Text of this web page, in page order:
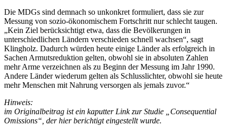
Die MDGs sind demnach so unkonkret formuliert, dass sie zur
Messung von sozio-ökonomischem Fortschritt nur schlecht taugen.
„Kein Ziel berücksichtigt etwa, dass die Bevölkerungen in
unterschiedlichen Ländern verschieden schnell wachsen“, sagt
Klingholz. Dadurch würden heute einige Länder als erfolgreich in
Sachen Armutsreduktion gelten, obwohl sie in absoluten Zahlen
mehr Arme verzeichnen als zu Beginn der Messung im Jahr 1990.
Andere Länder wiederum gelten als Schlusslichter, obwohl sie heute
mehr Menschen mit Nahrung versorgen als jemals zuvor.“
Hinweis:
im Originalbeitrag ist ein kaputter Link zur Studie „Consequential
Omissions“, der hier berichtigt eingestellt wurde.